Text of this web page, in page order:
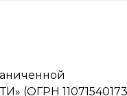
(ОГРН